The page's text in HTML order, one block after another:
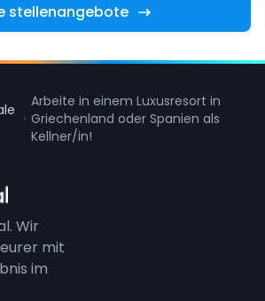
stellenangebote
Arbeite in einem Luxusresort in
Griechenland oder Spanien als
Kellner/in!
Wir
mit
im